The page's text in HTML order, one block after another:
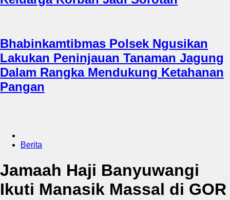
Bhabinkamtibmas Polsek Ngusikan
Lakukan Peninjauan Tanaman Jagung
Dalam Rangka Mendukung Ketahanan
Pangan
Berita
Jamaah Haji Banyuwangi
Ikuti Manasik Massal di GOR